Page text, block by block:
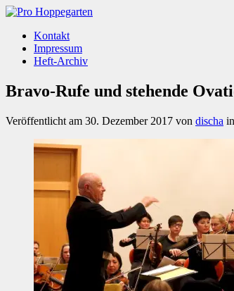
Kontakt
Impressum
Heft-Archiv
Bravo-Rufe und stehende
Veröffentlicht am 30. Dezember 2017 von discha in